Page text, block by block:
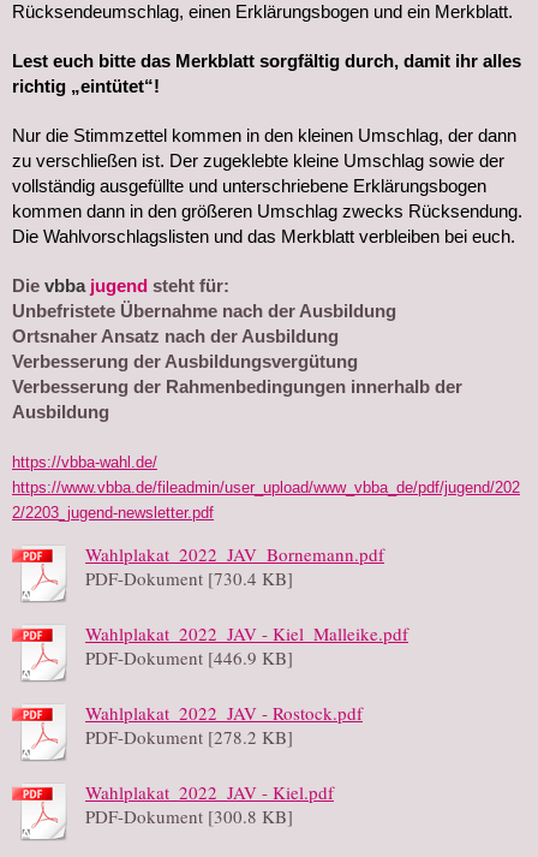
Rücksendeumschlag, einen Erklärungsbogen und ein Merkblatt.
Lest euch bitte das Merkblatt sorgfältig durch, damit ihr alles
richtig „eintütet“!
Nur die Stimmzettel kommen in den kleinen Umschlag, der dann
zu verschließen ist. Der zugeklebte kleine Umschlag sowie der
vollständig ausgefüllte und unterschriebene Erklärungsbogen
kommen dann in den größeren Umschlag zwecks Rücksendung.
Die Wahlvorschlagslisten und das Merkblatt verbleiben bei euch.
Die vbba jugend steht für:
Unbefristete Übernahme nach der Ausbildung
Ortsnaher Ansatz nach der Ausbildung
Verbesserung der Ausbildungsvergütung
Verbesserung der Rahmenbedingungen innerhalb der
Ausbildung
https://vbba-wahl.de/
https://www.vbba.de/fileadmin/user_upload/www_vbba_de/pdf/jugend/202
2/2203_jugend-newsletter.pdf
Wahlplakat_2022_JAV_Bornemann.pdf
PDF-Dokument [730.4 KB]
Wahlplakat_2022_JAV - Kiel_Malleike.pdf
PDF-Dokument [446.9 KB]
Wahlplakat_2022_JAV - Rostock.pdf
PDF-Dokument [278.2 KB]
Wahlplakat_2022_JAV - Kiel.pdf
PDF-Dokument [300.8 KB]